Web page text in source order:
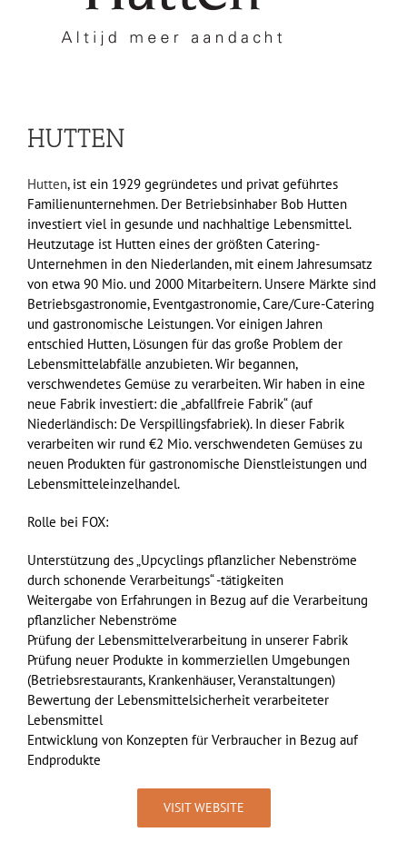
HUTTEN
Hutten, ist ein 1929 gegründetes und privat geführtes
Familienunternehmen. Der Betriebsinhaber Bob Hutten
investiert viel in gesunde und nachhaltige Lebensmittel.
Heutzutage ist Hutten eines der größten Catering-
Unternehmen in den Niederlanden, mit einem Jahresumsatz
von etwa 90 Mio. und 2000 Mitarbeitern. Unsere Märkte sind
Betriebsgastronomie, Eventgastronomie, Care/Cure-Catering
und gastronomische Leistungen. Vor einigen Jahren
entschied Hutten, Lösungen für das große Problem der
Lebensmittelabfälle anzubieten. Wir begannen,
verschwendetes Gemüse zu verarbeiten. Wir haben in eine
neue Fabrik investiert: die „abfallfreie Fabrik“ (auf
Niederländisch: De Verspillingsfabriek). In dieser Fabrik
verarbeiten wir rund €2 Mio. verschwendeten Gemüses zu
neuen Produkten für gastronomische Dienstleistungen und
Lebensmitteleinzelhandel.
Rolle bei FOX:
Unterstützung des „Upcyclings pflanzlicher Nebenströme
durch schonende Verarbeitungs“ -tätigkeiten
Weitergabe von Erfahrungen in Bezug auf die Verarbeitung
pflanzlicher Nebenströme
Prüfung der Lebensmittelverarbeitung in unserer Fabrik
Prüfung neuer Produkte in kommerziellen Umgebungen
(Betriebsrestaurants, Krankenhäuser, Veranstaltungen)
Bewertung der Lebensmittelsicherheit verarbeiteter
Lebensmittel
Entwicklung von Konzepten für Verbraucher in Bezug auf
Endprodukte
VISIT WEBSITE